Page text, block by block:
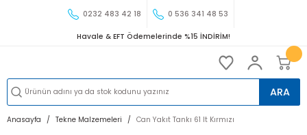
0232 483 42 18 0 536 341 48 53
Havale & EFT Ödemelerinde %15 İNDİRİM!
ARA
Anasayfa Tekne Malzemeleri Can Yakıt Tankı 61 lt Kırmızı